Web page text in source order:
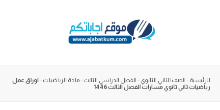
الرئيسية - الصف الثاني الثانوي - الفصل الدراسي الثالث -مادة الرياضيات - اوراق عمل
رياضيات ثاني ثانوي مسارات الفصل الثالث 1446